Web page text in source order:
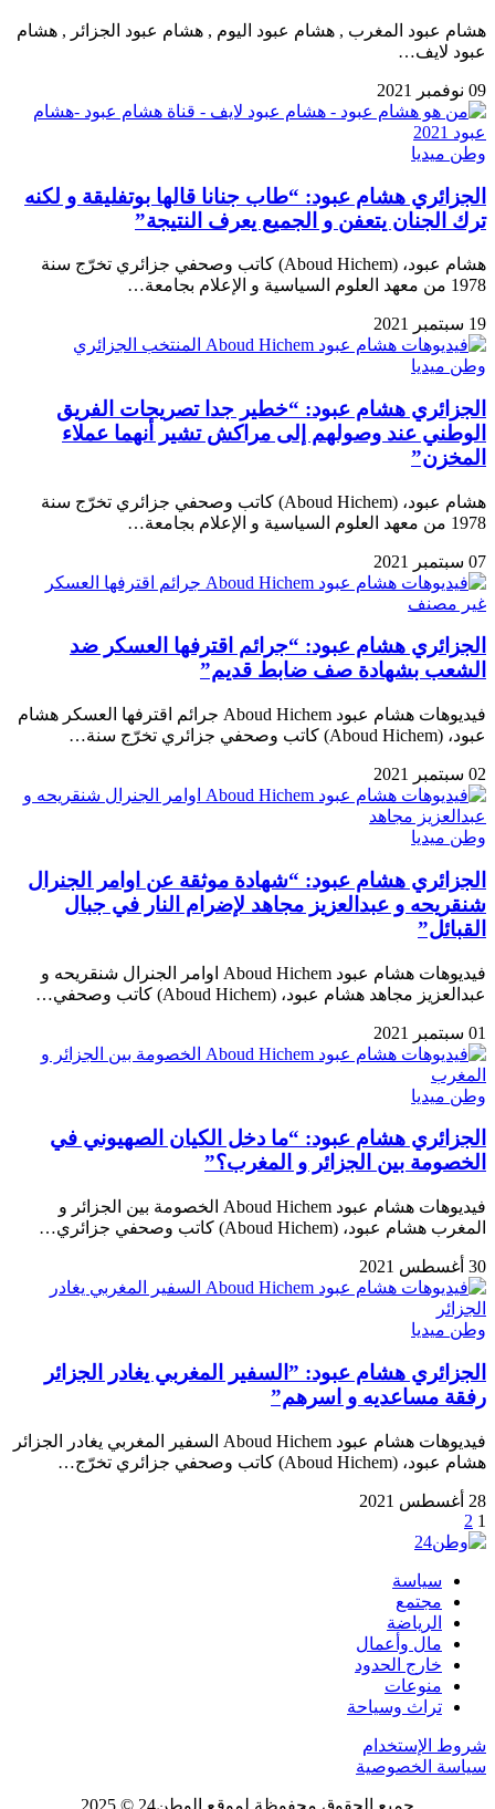
هشام عبود المغرب , هشام عبود اليوم , هشام عبود الجزائر , هشام
عبود لايف…
09 نوفمبر 2021
وطن ميديا
الجزائري هشام عبود: “طاب جنانا قالها بوتفليقة و لكنه
ترك الجنان يتعفن و الجميع يعرف النتيجة”
هشام عبود، (Aboud Hichem) كاتب وصحفي جزائري تخرّج سنة
1978 من معهد العلوم السياسية و الإعلام بجامعة…
19 سبتمبر 2021
وطن ميديا
الجزائري هشام عبود: “خطير جدا تصريحات الفريق
الوطني عند وصولهم إلى مراكش تشير أنهما عملاء
المخزن”
هشام عبود، (Aboud Hichem) كاتب وصحفي جزائري تخرّج سنة
1978 من معهد العلوم السياسية و الإعلام بجامعة…
07 سبتمبر 2021
غير مصنف
الجزائري هشام عبود: “جرائم اقترفها العسكر ضد
الشعب بشهادة صف ضابط قديم”
فيديوهات هشام عبود Aboud Hichem جرائم اقترفها العسكر هشام
عبود، (Aboud Hichem) كاتب وصحفي جزائري تخرّج سنة…
02 سبتمبر 2021
وطن ميديا
الجزائري هشام عبود: “شهادة موثقة عن اوامر الجنرال
شنقريحه و عبدالعزيز مجاهد لإضرام النار في جبال
القبائل”
فيديوهات هشام عبود Aboud Hichem اوامر الجنرال شنقريحه و
عبدالعزيز مجاهد هشام عبود، (Aboud Hichem) كاتب وصحفي…
01 سبتمبر 2021
وطن ميديا
الجزائري هشام عبود: “ما دخل الكيان الصهيوني في
الخصومة بين الجزائر و المغرب؟”
فيديوهات هشام عبود Aboud Hichem الخصومة بين الجزائر و
المغرب هشام عبود، (Aboud Hichem) كاتب وصحفي جزائري…
30 أغسطس 2021
وطن ميديا
الجزائري هشام عبود: ”السفير المغربي يغادر الجزائر
رفقة مساعديه و اسرهم”
فيديوهات هشام عبود Aboud Hichem السفير المغربي يغادر الجزائر
هشام عبود، (Aboud Hichem) كاتب وصحفي جزائري تخرّج…
28 أغسطس 2021
1
2
سياسة
مجتمع
الرياضة
مال وأعمال
خارج الحدود
منوعات
تراث وسياحة
شروط الإستخدام
سياسة الخصوصية
جميع الحقوق محفوظة لموقع الوطن24 © 2025